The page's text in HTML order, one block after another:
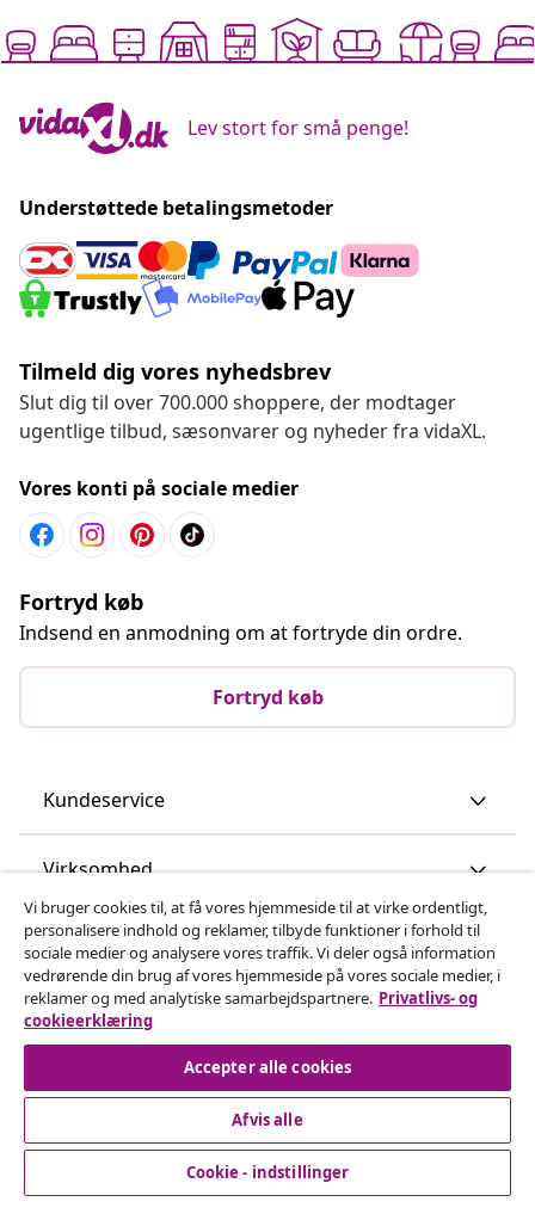
Lev stort for små penge!
Understøttede betalingsmetoder
Tilmeld dig vores nyhedsbrev
Slut dig til over 700.000 shoppere, der modtager
ugentlige tilbud, sæsonvarer og nyheder fra vidaXL.
Vores konti på sociale medier
Fortryd køb
Indsend en anmodning om at fortryde din ordre.
Fortryd køb
Kundeservice
Virksomhed
vidaXL
Opdag mere
© 2008-2026 www.vidaxl.dk er et website under vidaXL
Vi bruger cookies til, at få vores hjemmeside til at virke ordentligt,
personalisere indhold og reklamer, tilbyde funktioner i forhold til
sociale medier og analysere vores traffik. Vi deler også information
vedrørende din brug af vores hjemmeside på vores sociale medier, i
reklamer og med analytiske samarbejdspartnere. Privatlivs- og
cookieerklæring
Accepter alle cookies
Afvis alle
Cookie - indstillinger